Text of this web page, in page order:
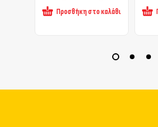
Προσθήκη στο καλάθι